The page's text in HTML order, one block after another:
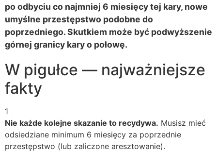
po odbyciu co najmniej 6 miesięcy tej kary, nowe
umyślne przestępstwo podobne do
poprzedniego. Skutkiem może być podwyższenie
górnej granicy kary o połowę.
W pigułce — najważniejsze
fakty
1
Nie każde kolejne skazanie to recydywa. Musisz mieć
odsiedziane minimum 6 miesięcy za poprzednie
przestępstwo (lub zaliczone aresztowanie).